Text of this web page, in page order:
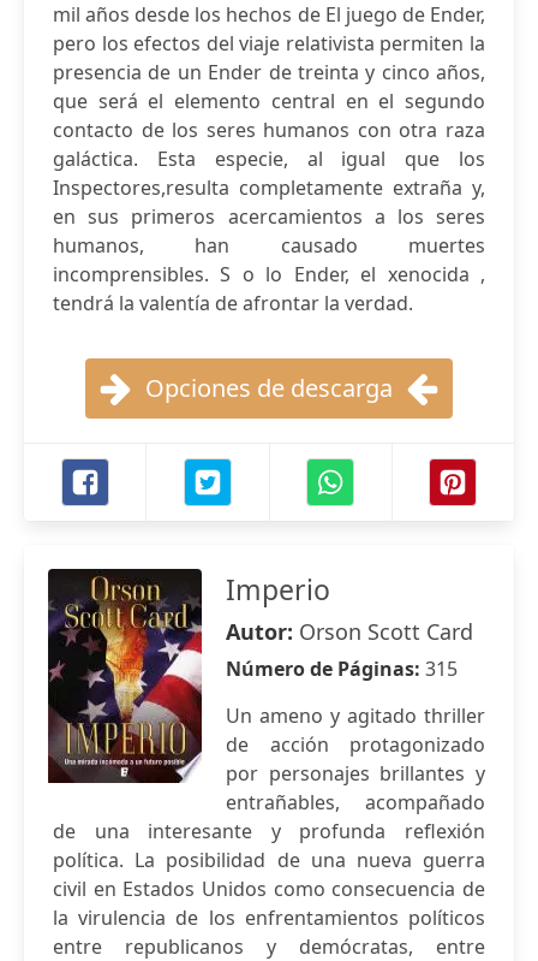
mil años desde los hechos de El juego de Ender,
pero los efectos del viaje relativista permiten la
presencia de un Ender de treinta y cinco años,
que será el elemento central en el segundo
contacto de los seres humanos con otra raza
galáctica. Esta especie, al igual que los
Inspectores,resulta completamente extraña y,
en sus primeros acercamientos a los seres
humanos, han causado muertes
incomprensibles. S o lo Ender, el xenocida ,
tendrá la valentía de afrontar la verdad.
Opciones de descarga
Imperio
Autor: Orson Scott Card
Número de Páginas: 315
Un ameno y agitado thriller
de acción protagonizado
por personajes brillantes y
entrañables, acompañado
de una interesante y profunda reflexión
política. La posibilidad de una nueva guerra
civil en Estados Unidos como consecuencia de
la virulencia de los enfrentamientos políticos
entre republicanos y demócratas, entre